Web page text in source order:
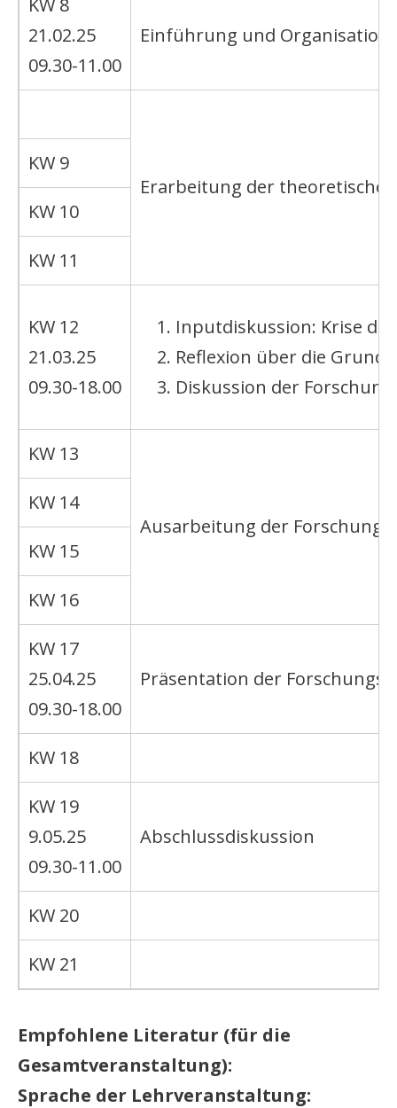
KW 8
21.02.25
09.30-11.00
Einführung und Organisation
Erarbeitung der
KW 9
KW 10
KW 11
KW 12
21.03.25
09.30-18.00
Inputdiskussion: Krise
Reflexion über die
Diskussion der
KW 13
Ausarbeitung der
KW 14
KW 15
KW 16
KW 17
25.04.25
09.30-18.00
Präsentation der
KW 18
KW 19
9.05.25
09.30-11.00
Abschlussdiskussion
KW 20
KW 21
Empfohlene Literatur (für die
Gesamtveranstaltung):
Sprache der Lehrveranstaltung: